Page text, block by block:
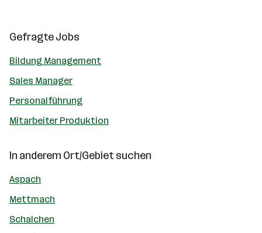
Gefragte Jobs
Bildung Management
Sales Manager
Personalführung
Mitarbeiter Produktion
In anderem Ort/Gebiet suchen
Aspach
Mettmach
Schalchen